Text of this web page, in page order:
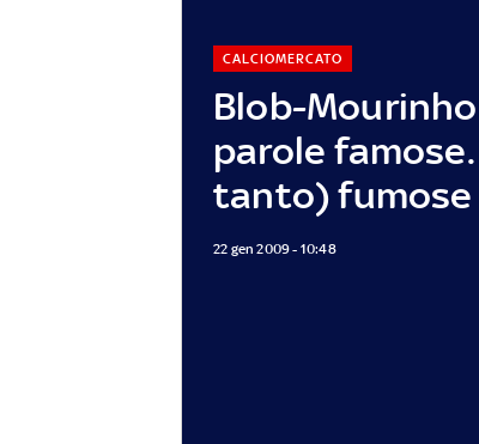
Blob-
parole
tanto) fumose
CALCIOMERCATO
22 gen 2009 - 10:48